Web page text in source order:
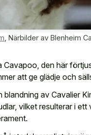
Närbilder av Blenheim
Cavapoo, den här
att ge glädje och
blandning av Cavalier
vilket resulterar i ett